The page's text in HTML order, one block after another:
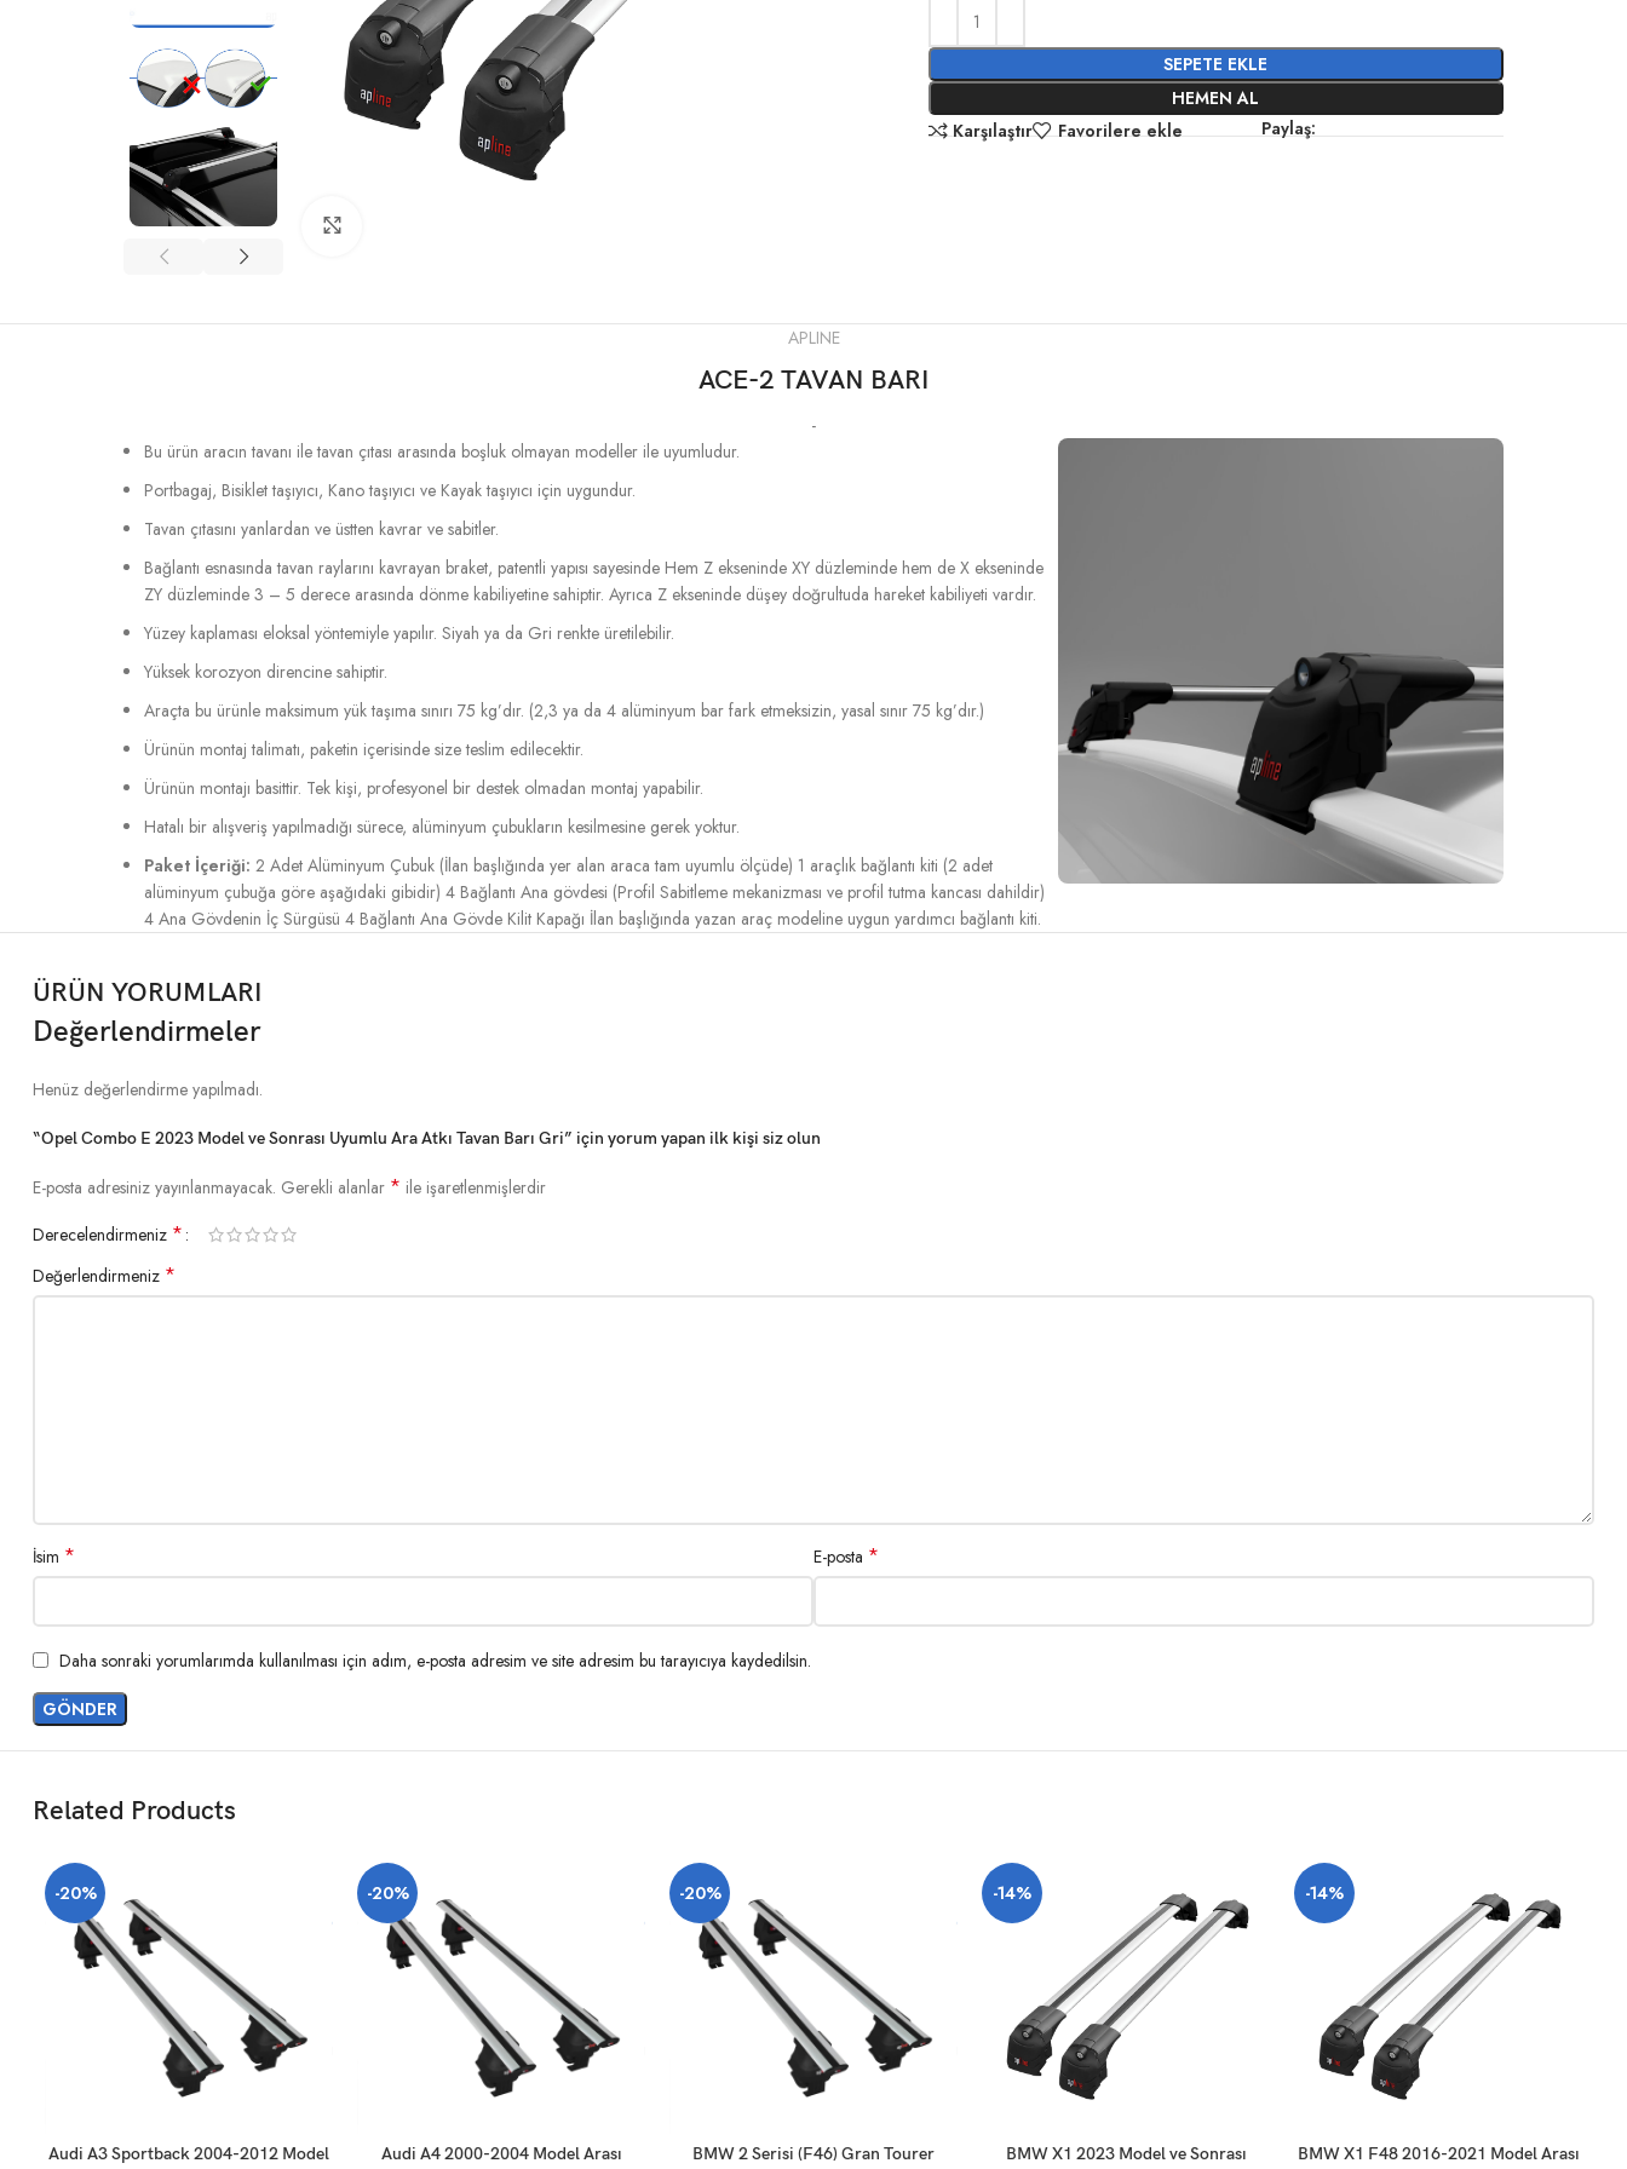
SEPETE EKLE
HEMEN AL
Karşılaştır
Favorilere ekle Paylaş:
APLINE
ACE-2 TAVAN BARI
-
Bu ürün aracın tavanı ile tavan çıtası arasında boşluk olmayan modeller ile uyumludur.
Portbagaj, Bisiklet taşıyıcı, Kano taşıyıcı ve Kayak taşıyıcı için uygundur.
Tavan çıtasını yanlardan ve üstten kavrar ve sabitler.
Bağlantı esnasında tavan raylarını kavrayan braket, patentli yapısı sayesinde Hem Z ekseninde XY düzleminde hem de X ekseninde
ZY düzleminde 3 – 5 derece arasında dönme kabiliyetine sahiptir. Ayrıca Z ekseninde düşey doğrultuda hareket kabiliyeti vardır.
Yüzey kaplaması eloksal yöntemiyle yapılır. Siyah ya da Gri renkte üretilebilir.
Yüksek korozyon direncine sahiptir.
Araçta bu ürünle maksimum yük taşıma sınırı 75 kg’dır. (2,3 ya da 4 alüminyum bar fark etmeksizin, yasal sınır 75 kg’dır.)
Ürünün montaj talimatı, paketin içerisinde size teslim edilecektir.
Ürünün montajı basittir. Tek kişi, profesyonel bir destek olmadan montaj yapabilir.
Hatalı bir alışveriş yapılmadığı sürece, alüminyum çubukların kesilmesine gerek yoktur.
Paket İçeriği: 2 Adet Alüminyum Çubuk (İlan başlığında yer alan araca tam uyumlu ölçüde) 1 araçlık bağlantı kiti (2 adet
alüminyum çubuğa göre aşağıdaki gibidir) 4 Bağlantı Ana gövdesi (Profil Sabitleme mekanizması ve profil tutma kancası dahildir)
4 Ana Gövdenin İç Sürgüsü 4 Bağlantı Ana Gövde Kilit Kapağı İlan başlığında yazan araç modeline uygun yardımcı bağlantı kiti.
ÜRÜN YORUMLARI
Değerlendirmeler
Henüz değerlendirme yapılmadı.
“Opel Combo E 2023 Model ve Sonrası Uyumlu Ara Atkı Tavan Barı Gri” için yorum yapan ilk kişi siz olun
E-posta adresiniz yayınlanmayacak. Gerekli alanlar * ile işaretlenmişlerdir
Derecelendirmeniz *
Değerlendirmeniz *
İsim * E-posta *
Daha sonraki yorumlarımda kullanılması için adım, e-posta adresim ve site adresim bu tarayıcıya kaydedilsin.
Related Products
-20%
SEPETE EKLE
Audi A3 Sportback 2004-2012 Model
-20%
SEPETE EKLE
Audi A4 2000-2004 Model Arası
-20%
SEPETE EKLE
BMW 2 Serisi (F46) Gran Tourer
-14%
SEPETE EKLE
BMW X1 2023 Model ve Sonrası
-14%
SEPETE EKLE
BMW X1 F48 2016-2021 Model Arası